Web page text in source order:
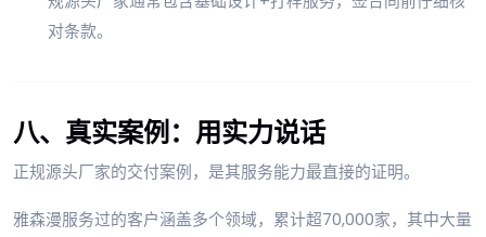
对条款。
八、真实案例：用实力说话
正规源头厂家的交付案例，是其服务能力最直接的证明。
雅森漫服务过的客户涵盖多个领域，累计超70,000家，其中大量